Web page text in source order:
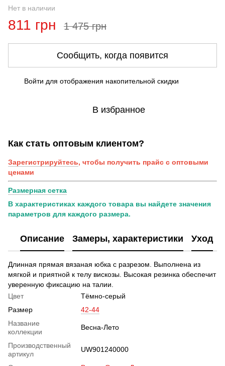
Нет в наличии
811 грн 1 475 грн
Сообщить, когда появится
Войти для отображения накопительной скидки
В избранное
Как стать оптовым клиентом?
Зарегистрируйтесь, чтобы получить прайс с оптовыми
ценами
Размерная сетка
В характеристиках каждого товара вы найдете значения
параметров для каждого размера.
Описание Замеры, характеристики Уход
Длинная прямая вязаная юбка с разрезом. Выполнена из
мягкой и приятной к телу вискозы. Высокая резинка обеспечит
уверенную фиксацию на талии.
Цвет
Тёмно-серый
Размер
42-44
Название
коллекции
Весна-Лето
Производственный
артикул
UW901240000